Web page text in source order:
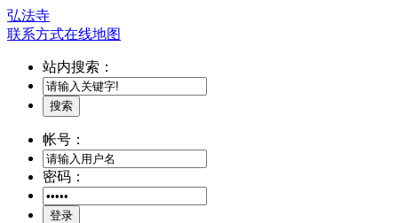
弘法寺
联系方式在线地图
站内搜索：
搜索
帐号：
密码：
登录